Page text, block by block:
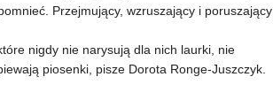
Przejmujący, wzruszający i poruszający
nigdy nie narysują dla nich laurki, nie
piosenki, pisze Dorota Ronge-Juszczyk.